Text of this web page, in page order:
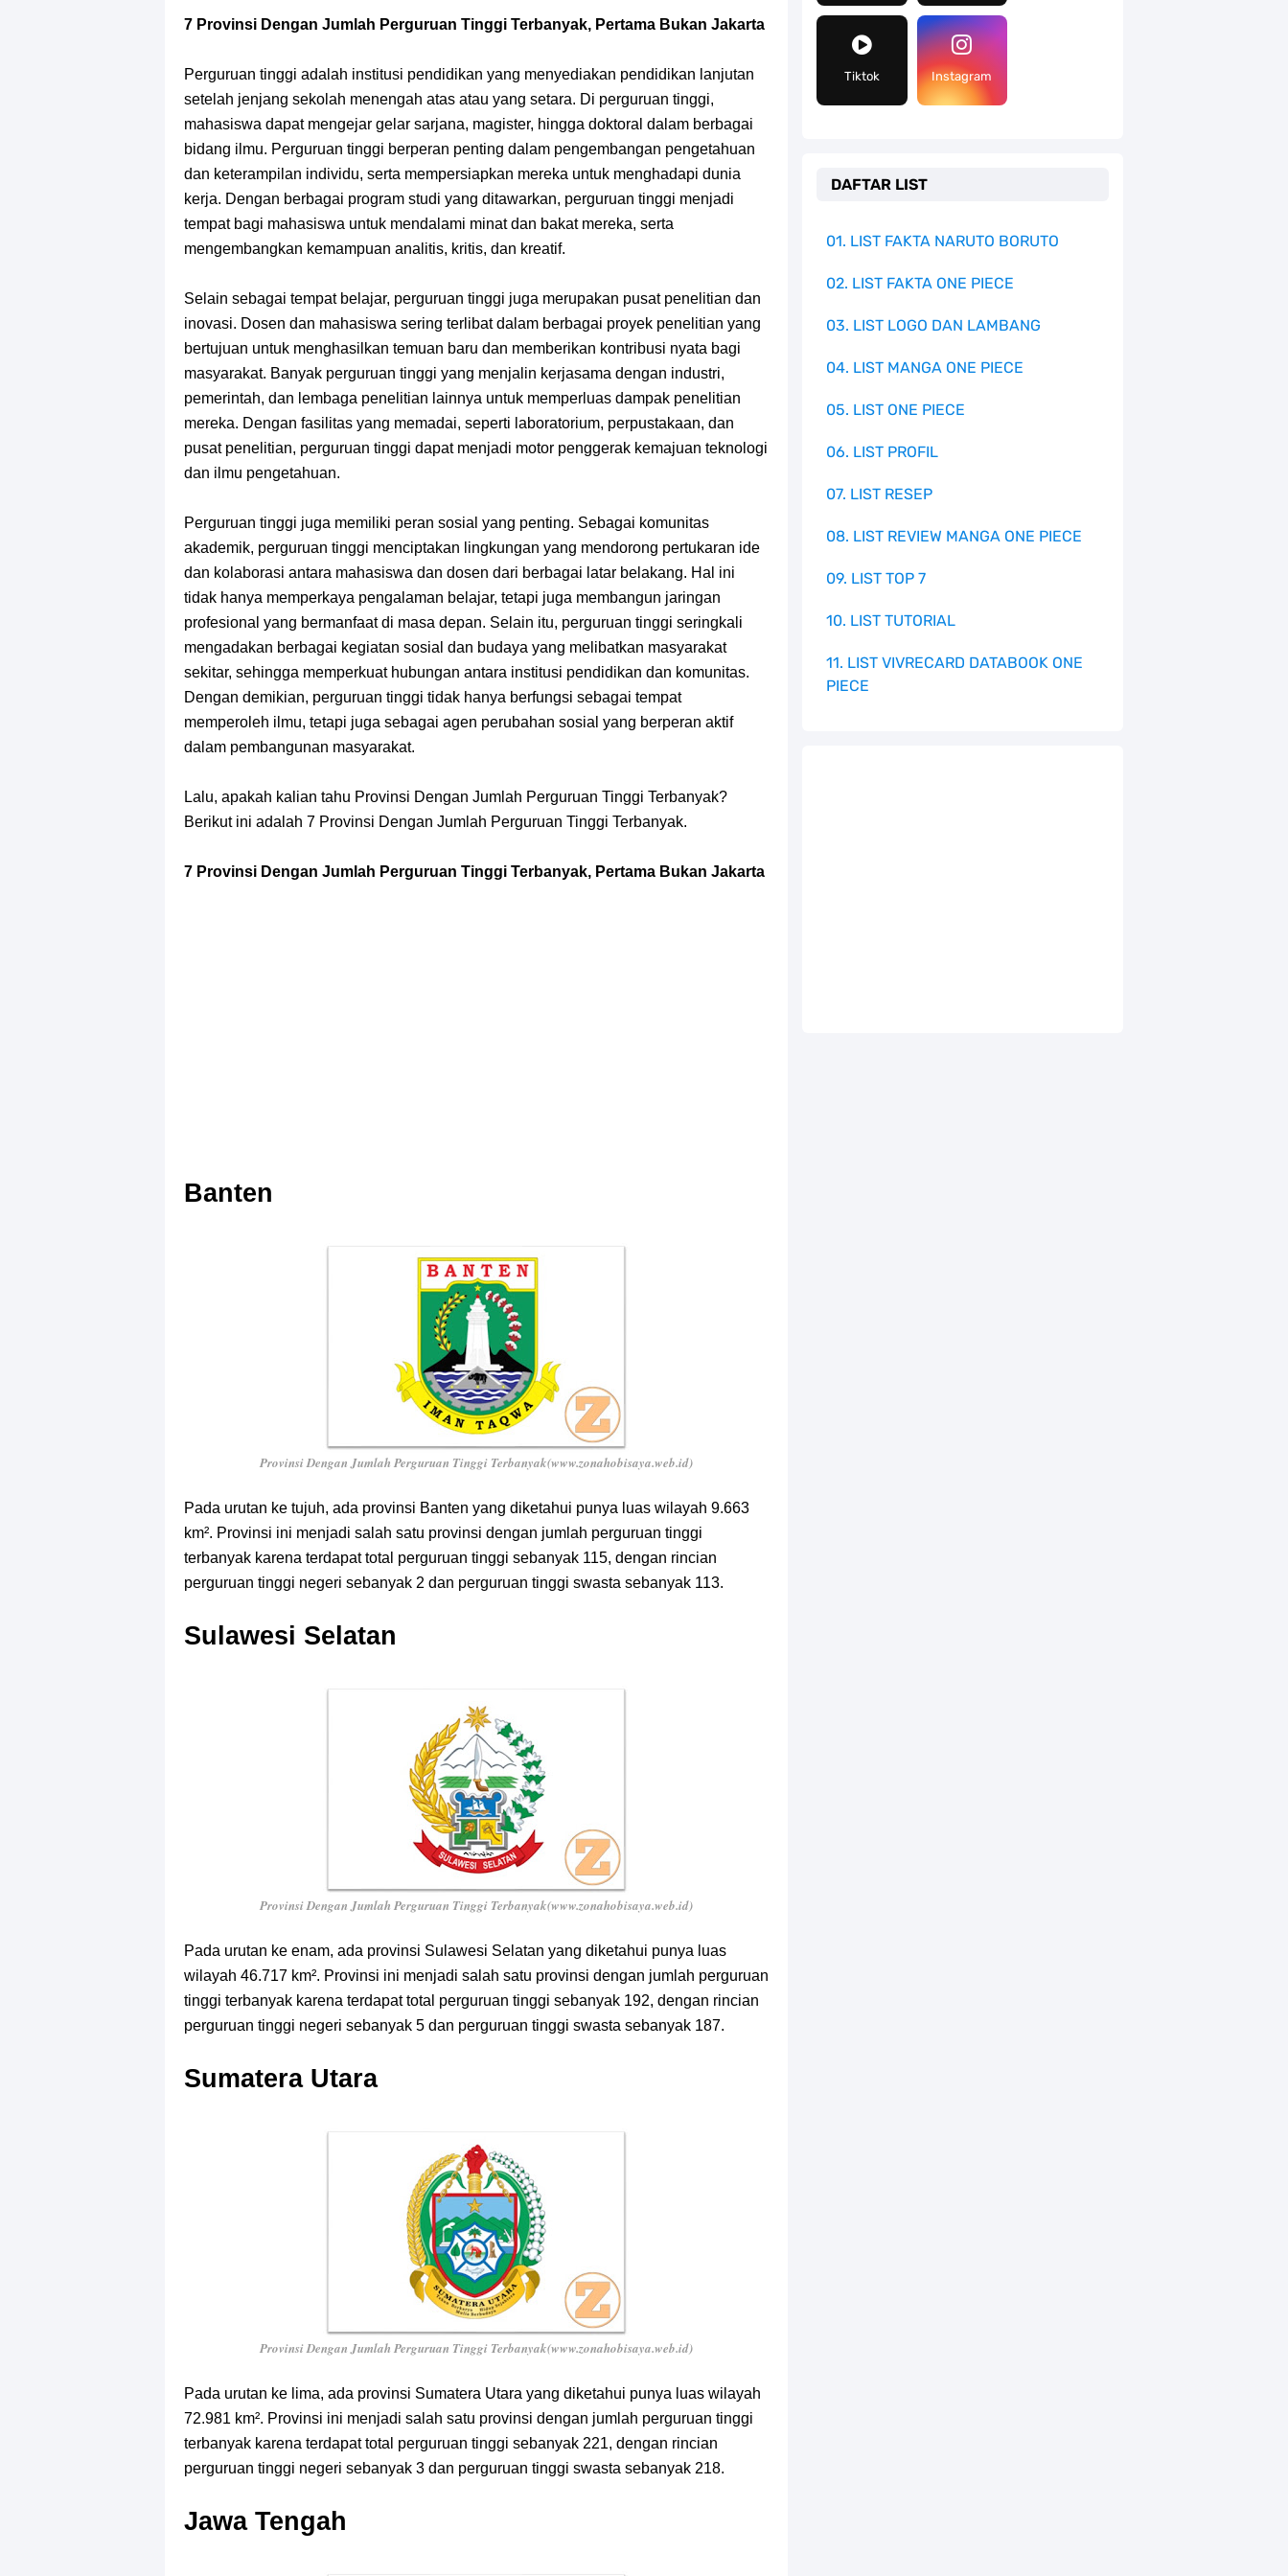
7 Fakta Brook One Piece, Mantan Kapten Yang Poster Bountynya Poster Konser
7 Kapal Pesiar Terberat Di Dunia, Simbol Ambisi Industri Pariwisata Laut
Arti Bendera Yunani, Negara Yang Terkenal Salah Satu Pusat Peradaban Kuno
Cara Pindahkan WA Dari Android Ke Iphone, Sangat Gampang Untuk Kamu Lakukan
7 Fakta Yamato One Piece, Anak Kaido Yang Sangat Kagum Pada Kozuki Oden
7 Provinsi Dengan Jumlah Perguruan Tinggi Terbanyak, Pertama Bukan Jakarta
Perguruan tinggi adalah institusi pendidikan yang menyediakan pendidikan lanjutan
setelah jenjang sekolah menengah atas atau yang setara. Di perguruan tinggi,
mahasiswa dapat mengejar gelar sarjana, magister, hingga doktoral dalam berbagai
bidang ilmu. Perguruan tinggi berperan penting dalam pengembangan pengetahuan
dan keterampilan individu, serta mempersiapkan mereka untuk menghadapi dunia
kerja. Dengan berbagai program studi yang ditawarkan, perguruan tinggi menjadi
tempat bagi mahasiswa untuk mendalami minat dan bakat mereka, serta
mengembangkan kemampuan analitis, kritis, dan kreatif.
Selain sebagai tempat belajar, perguruan tinggi juga merupakan pusat penelitian dan
inovasi. Dosen dan mahasiswa sering terlibat dalam berbagai proyek penelitian yang
bertujuan untuk menghasilkan temuan baru dan memberikan kontribusi nyata bagi
masyarakat. Banyak perguruan tinggi yang menjalin kerjasama dengan industri,
pemerintah, dan lembaga penelitian lainnya untuk memperluas dampak penelitian
mereka. Dengan fasilitas yang memadai, seperti laboratorium, perpustakaan, dan
pusat penelitian, perguruan tinggi dapat menjadi motor penggerak kemajuan teknologi
dan ilmu pengetahuan.
Perguruan tinggi juga memiliki peran sosial yang penting. Sebagai komunitas
akademik, perguruan tinggi menciptakan lingkungan yang mendorong pertukaran ide
dan kolaborasi antara mahasiswa dan dosen dari berbagai latar belakang. Hal ini
tidak hanya memperkaya pengalaman belajar, tetapi juga membangun jaringan
profesional yang bermanfaat di masa depan. Selain itu, perguruan tinggi seringkali
mengadakan berbagai kegiatan sosial dan budaya yang melibatkan masyarakat
sekitar, sehingga memperkuat hubungan antara institusi pendidikan dan komunitas.
Dengan demikian, perguruan tinggi tidak hanya berfungsi sebagai tempat
memperoleh ilmu, tetapi juga sebagai agen perubahan sosial yang berperan aktif
dalam pembangunan masyarakat.
Lalu, apakah kalian tahu Provinsi Dengan Jumlah Perguruan Tinggi Terbanyak?
Berikut ini adalah 7 Provinsi Dengan Jumlah Perguruan Tinggi Terbanyak.
7 Provinsi Dengan Jumlah Perguruan Tinggi Terbanyak, Pertama Bukan Jakarta
Banten
Provinsi Dengan Jumlah Perguruan Tinggi Terbanyak(www.zonahobisaya.web.id)
Pada urutan ke tujuh, ada provinsi Banten yang diketahui punya luas wilayah 9.663
km². Provinsi ini menjadi salah satu provinsi dengan jumlah perguruan tinggi
terbanyak karena terdapat total perguruan tinggi sebanyak 115, dengan rincian
perguruan tinggi negeri sebanyak 2 dan perguruan tinggi swasta sebanyak 113.
Sulawesi Selatan
Provinsi Dengan Jumlah Perguruan Tinggi Terbanyak(www.zonahobisaya.web.id)
Pada urutan ke enam, ada provinsi Sulawesi Selatan yang diketahui punya luas
wilayah 46.717 km². Provinsi ini menjadi salah satu provinsi dengan jumlah perguruan
tinggi terbanyak karena terdapat total perguruan tinggi sebanyak 192, dengan rincian
perguruan tinggi negeri sebanyak 5 dan perguruan tinggi swasta sebanyak 187.
Sumatera Utara
Provinsi Dengan Jumlah Perguruan Tinggi Terbanyak(www.zonahobisaya.web.id)
Pada urutan ke lima, ada provinsi Sumatera Utara yang diketahui punya luas wilayah
72.981 km². Provinsi ini menjadi salah satu provinsi dengan jumlah perguruan tinggi
terbanyak karena terdapat total perguruan tinggi sebanyak 221, dengan rincian
perguruan tinggi negeri sebanyak 3 dan perguruan tinggi swasta sebanyak 218.
Jawa Tengah
Tiktok Instagram
DAFTAR LIST
01. LIST FAKTA NARUTO BORUTO
02. LIST FAKTA ONE PIECE
03. LIST LOGO DAN LAMBANG
04. LIST MANGA ONE PIECE
05. LIST ONE PIECE
06. LIST PROFIL
07. LIST RESEP
08. LIST REVIEW MANGA ONE PIECE
09. LIST TOP 7
10. LIST TUTORIAL
11. LIST VIVRECARD DATABOOK ONE
PIECE